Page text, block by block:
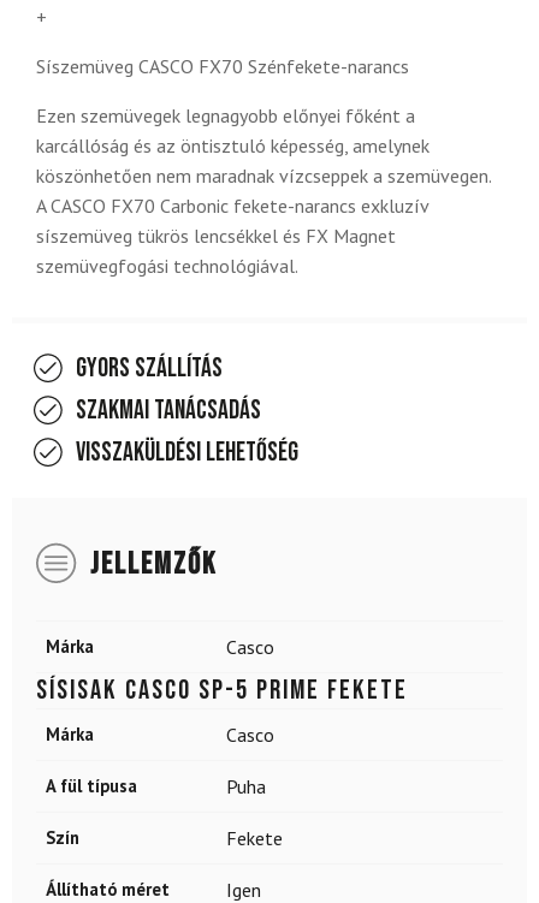
+
Síszemüveg CASCO FX70 Szénfekete-narancs
Ezen szemüvegek legnagyobb előnyei főként a
karcállóság és az öntisztuló képesség, amelynek
köszönhetően nem maradnak vízcseppek a szemüvegen.
A CASCO FX70 Carbonic fekete-narancs exkluzív
síszemüveg tükrös lencsékkel és FX Magnet
szemüvegfogási technológiával.
Gyors szállítás
Szakmai tanácsadás
Visszaküldési lehetőség
JELLEMZŐK
Márka Casco
Sísisak CASCO SP-5 Prime Fekete
Márka Casco
A fül típusa Puha
Szín Fekete
Állítható méret Igen